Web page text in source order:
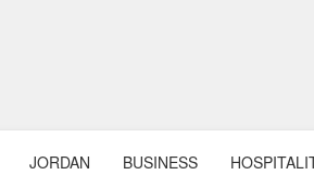
JORDAN BUSINESS